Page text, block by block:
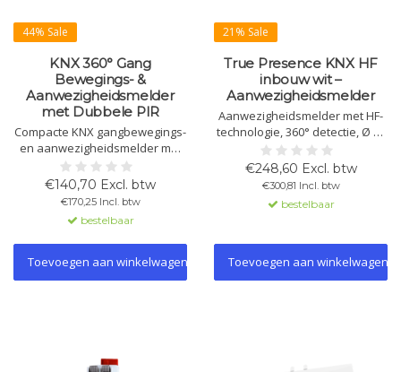
44% Sale
KNX 360° Gang
Bewegings- &
Aanwezigheidsmelder
met Dubbele PIR
Compacte KNX gangbewegings-
en aanwezigheidsmelder met
dubbele PIR-sensoren, 360°
detectie, 6 kanalen en
constantlichtregeling. Ideaal
voor gangen en langwerpige
doorgangen.
€140,70 Excl. btw
€170,25 Incl. btw
bestelbaar
Toevoegen aan winkelwagen
21% Sale
True Presence KNX HF
inbouw wit –
Aanwezigheidsmelder
Aanwezigheidsmelder met HF-
technologie, 360° detectie, Ø 15
m bereik en True Presence-
herkenning. Meet temperatuur
en luchtvochtigheid. KNX,
inbouw. Verkrijgbaar in wit en
zwart.
€248,60 Excl. btw
€300,81 Incl. btw
bestelbaar
Toevoegen aan winkelwagen